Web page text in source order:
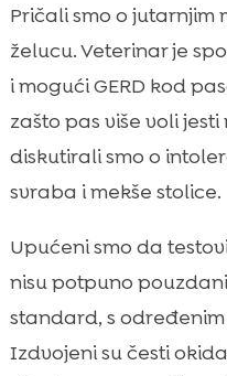
Pričali smo o jutarnjim
želucu. Veterinar je
i mogući GERD kod
zašto pas više voli
diskutirali smo o
svraba i mekše stolice.
Upućeni smo da
nisu potpuno
standard, s
Izdvojeni su česti